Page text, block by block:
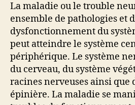
La maladie ou le trouble
ensemble de pathologies et
dysfonctionnement du
peut atteindre le système
périphérique. Le système
du cerveau, du système
racines nerveuses ainsi que
épinière. La maladie se